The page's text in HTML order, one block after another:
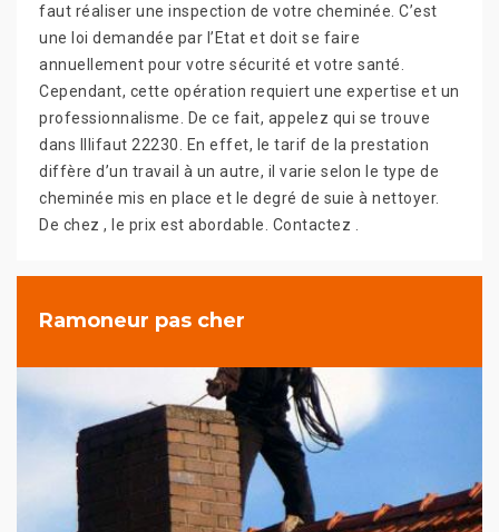
faut réaliser une inspection de votre cheminée. C’est
une loi demandée par l’Etat et doit se faire
annuellement pour votre sécurité et votre santé.
Cependant, cette opération requiert une expertise et un
professionnalisme. De ce fait, appelez qui se trouve
dans Illifaut 22230. En effet, le tarif de la prestation
diffère d’un travail à un autre, il varie selon le type de
cheminée mis en place et le degré de suie à nettoyer.
De chez , le prix est abordable. Contactez .
Ramoneur pas cher